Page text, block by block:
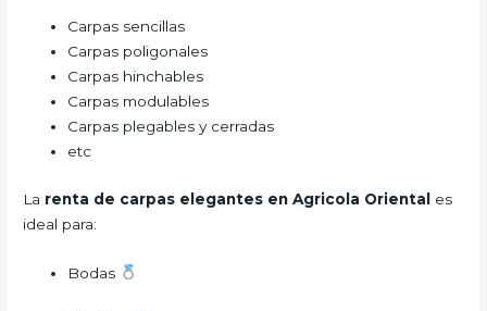
Carpas sencillas
Carpas poligonales
Carpas hinchables
Carpas modulables
Carpas plegables y cerradas
etc
La renta de carpas elegantes en Agricola Oriental es
ideal para:
Bodas